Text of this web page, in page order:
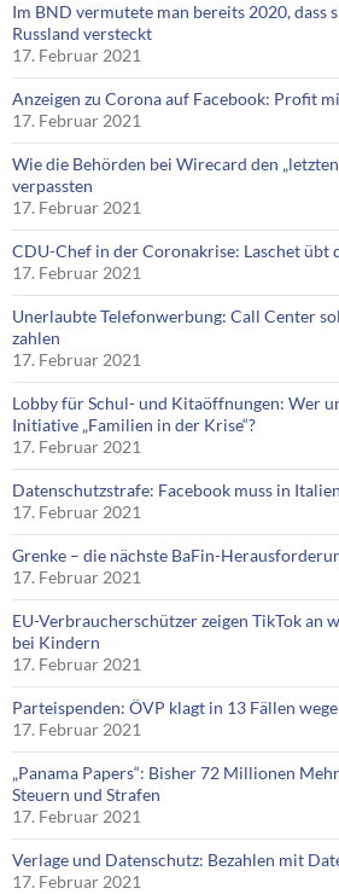
Im BND vermutete man bereits 2020, dass
Russland versteckt
17. Februar 2021
Anzeigen zu Corona auf Facebook: Profit
17. Februar 2021
Wie die Behörden bei Wirecard den
verpassten
17. Februar 2021
CDU-Chef in der Coronakrise: Laschet übt
17. Februar 2021
Unerlaubte Telefonwerbung: Call Center
zahlen
17. Februar 2021
Lobby für Schul- und Kitaöffnungen: Wer
Initiative „Familien in der Krise“?
17. Februar 2021
Datenschutzstrafe: Facebook muss in
17. Februar 2021
Grenke – die nächste BaFin-
17. Februar 2021
EU-Verbraucherschützer zeigen TikTok an
bei Kindern
17. Februar 2021
Parteispenden: ÖVP klagt in 13 Fällen
17. Februar 2021
„Panama Papers“: Bisher 72 Millionen
Steuern und Strafen
17. Februar 2021
Verlage und Datenschutz: Bezahlen mit
17. Februar 2021